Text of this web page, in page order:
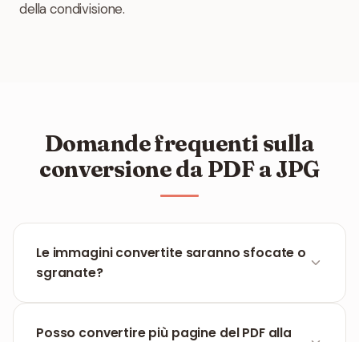
della condivisione.
Domande frequenti sulla
conversione da PDF a JPG
Le immagini convertite saranno sfocate o
sgranate?
qualità per assicurarsi che il JPG di uscita sia il più
Posso convertire più pagine del PDF alla